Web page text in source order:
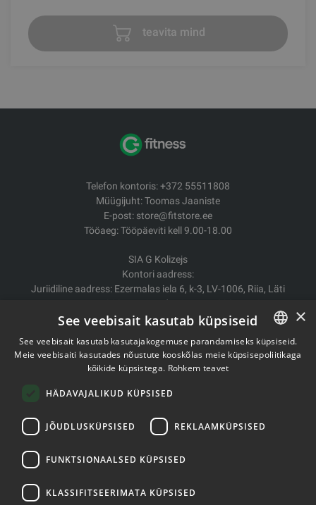
teavita mind
Telefon kontoris: +372 55511808
Müügijuht: Toomas Jaaniste
E-post: store@fitstore.ee
Tööaeg: Tööpäeviti kell 9.00-18.00
SIA G Kolizejs
Kontori aadress:
Juriidiline aadress: Ezermalas iela 6, k-3, LV-1006, Riia, Läti
Reg.nr. 44103017158 Mida ei. LV44103017158
A/S SEB Banka LV92UNLA0004007467819
Kauba tarne/Tagastamine
Makse
Ostutingimused
Kontaktid
ESTONIAN
×
See veebisait kasutab küpsiseid
See veebisait kasutab kasutajakogemuse parandamiseks küpsiseid.
Meie veebisaiti kasutades nõustute kooskõlas meie küpsisepoliitikaga
kõikide küpsistega. Rohkem teavet
HÄDAVAJALIKUD KÜPSISED
JÕUDLUSKÜPSISED REKLAAMKÜPSISED
FUNKTSIONAALSED KÜPSISED
KLASSIFITSEERIMATA KÜPSISED